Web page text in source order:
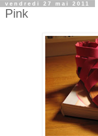
vendredi 27 mai 2011
Pink